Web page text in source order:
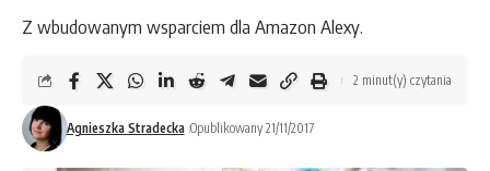
Z wbudowanym wsparciem dla Amazon Alexy.
Agnieszka Stradecka Opublikowany 21/11/2017
2 minut(y) czytania